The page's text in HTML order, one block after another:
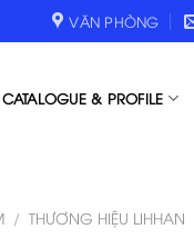
VĂN PHÒNG
CATALOGUE & PROFILE
/ THƯƠNG HIỆU LIHHAN